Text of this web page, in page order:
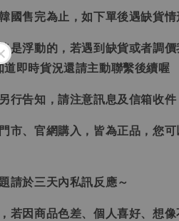
國售完為止，如下單後遇缺貨
是浮動的，若遇到缺貨或者調
道即時貨況還請主動聯繫後續喔
行告知，請注意訊息及信箱收件
市、官網購入，皆為正品，您
請於三天內私訊反應～
若因商品色差、個人喜好、想像